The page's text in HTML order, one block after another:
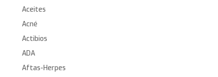
Aceites
Acné
Actibios
ADA
Aftas-Herpes